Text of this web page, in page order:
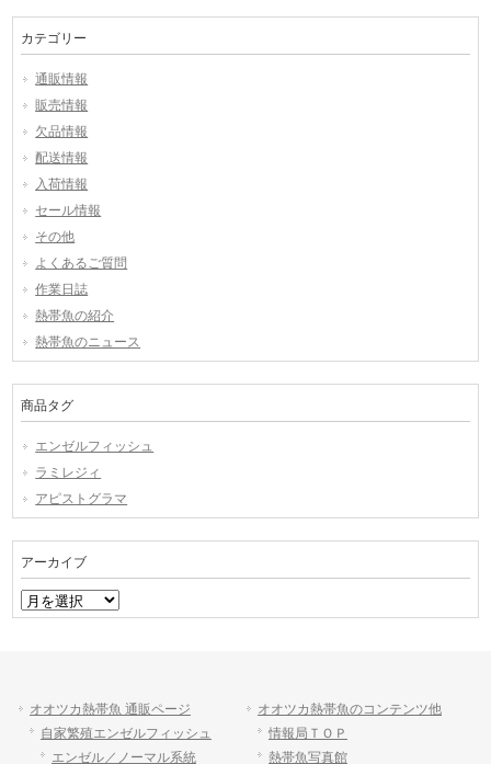
カテゴリー
通販情報
販売情報
欠品情報
配送情報
入荷情報
セール情報
その他
よくあるご質問
作業日誌
熱帯魚の紹介
熱帯魚のニュース
商品タグ
エンゼルフィッシュ
ラミレジィ
アピストグラマ
アーカイブ
ア
ー
オオツカ熱帯魚 通販ページ
自家繁殖エンゼルフィッシュ
エンゼル／ノーマル系統
オオツカ熱帯魚のコンテンツ他
情報局ＴＯＰ
熱帯魚写真館